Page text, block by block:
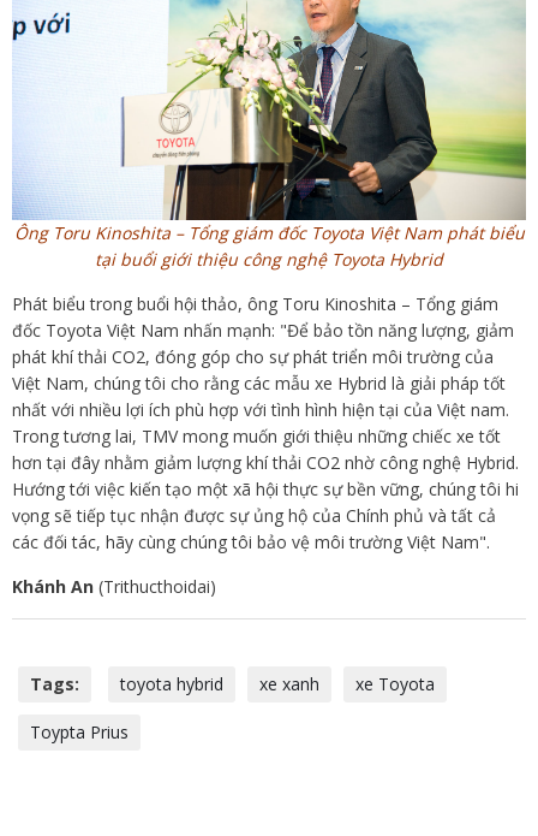
Ông Toru Kinoshita – Tổng giám đốc Toyota Việt Nam phát biểu
tại buổi giới thiệu công nghệ Toyota Hybrid
Phát biểu trong buổi hội thảo, ông Toru Kinoshita – Tổng giám
đốc Toyota Việt Nam nhấn mạnh: "Để bảo tồn năng lượng, giảm
phát khí thải CO2, đóng góp cho sự phát triển môi trường của
Việt Nam, chúng tôi cho rằng các mẫu xe Hybrid là giải pháp tốt
nhất với nhiều lợi ích phù hợp với tình hình hiện tại của Việt nam.
Trong tương lai, TMV mong muốn giới thiệu những chiếc xe tốt
hơn tại đây nhằm giảm lượng khí thải CO2 nhờ công nghệ Hybrid.
Hướng tới việc kiến tạo một xã hội thực sự bền vững, chúng tôi hi
vọng sẽ tiếp tục nhận được sự ủng hộ của Chính phủ và tất cả
các đối tác, hãy cùng chúng tôi bảo vệ môi trường Việt Nam".
Khánh An (Trithucthoidai)
Tags: toyota hybrid xe xanh xe Toyota
Toypta Prius